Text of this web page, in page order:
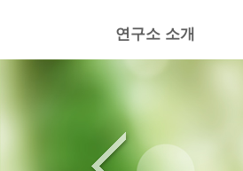
연구소 소개